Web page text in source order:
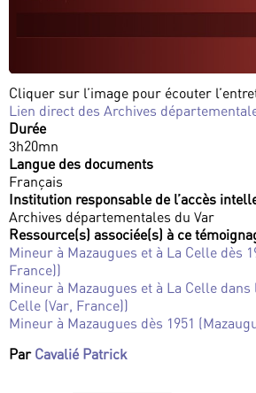
Cliquer sur l’image pour écouter
Lien direct des Archives
Durée
3h20mn
Langue des documents
Français
Institution responsable de l’accès
Archives départementales du Var
Ressource(s) associée(s) à ce
Mineur à Mazaugues et à La Celle dès
France))
Mineur à Mazaugues et à La Celle dans
Celle (Var, France))
Mineur à Mazaugues dès 1951
Par Cavalié Patrick